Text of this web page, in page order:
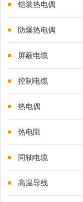
铠装热电偶
防爆热电偶
屏蔽电缆
控制电缆
热电偶
热电阻
同轴电缆
高温导线